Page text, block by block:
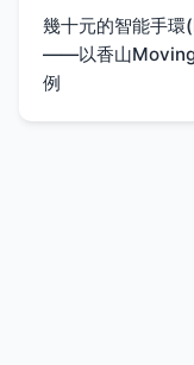
幾十元的智能手
——以香山Moving
例